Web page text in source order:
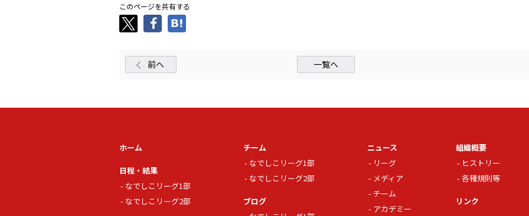
このページを共有する
前へ 一覧へ
ホーム
日程・結果
なでしこリーグ1部
なでしこリーグ2部
チーム
なでしこリーグ1部
なでしこリーグ2部
ブログ
ニュース
リーグ
メディア
チーム
アカデミー
組織概要
ヒストリー
各種規則等
リンク